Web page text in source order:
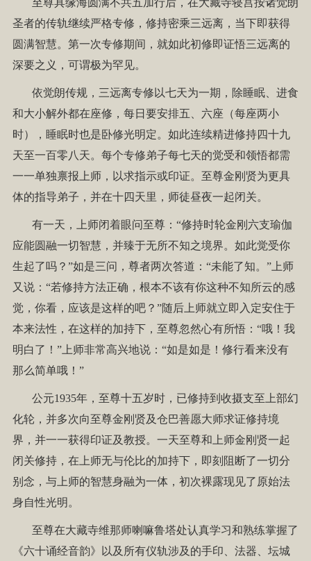
至尊具缘海圆满不共五加行后，在大藏寺寝宫按诸觉朗
圣者的传轨继续严格专修，修持密乘三远离，当下即获得
圆满智慧。第一次专修期间，就如此初修即证悟三远离的
深要之义，可谓极为罕见。
依觉朗传规，三远离专修以七天为一期，除睡眠、进食
和大小解外都在座修，每日要安排五、六座（每座两小
时），睡眠时也是卧修光明定。如此连续精进修持四十九
天至一百零八天。每个专修弟子每七天的觉受和领悟都需
一一单独禀报上师，以求指示或印证。至尊金刚贤为更具
体的指导弟子，并在十四天里，师徒昼夜一起闭关。
有一天，上师闭着眼问至尊：“修持时轮金刚六支瑜伽
应能圆融一切智慧，并臻于无所不知之境界。如此觉受你
生起了吗？”如是三问，尊者两次答道：“未能了知。”上师
又说：“若修持方法正确，根本不该有你这种不知所云的感
觉，你看，应该是这样的吧？”随后上师就立即入定安住于
本来法性，在这样的加持下，至尊忽然心有所悟：“哦！我
明白了！”上师非常高兴地说：“如是如是！修行看来没有
那么简单哦！”
公元1935年，至尊十五岁时，已修持到收摄支至上部幻
化轮，并多次向至尊金刚贤及仓巴善愿大师求证修持境
界，并一一获得印证及教授。一天至尊和上师金刚贤一起
闭关修持，在上师无与伦比的加持下，即刻阻断了一切分
别念，与上师的智慧身融为一体，初次裸露现见了原始法
身自性光明。
至尊在大藏寺维那师喇嘛鲁塔处认真学习和熟练掌握了
《六十诵经音韵》以及所有仪轨涉及的手印、法器、坛城